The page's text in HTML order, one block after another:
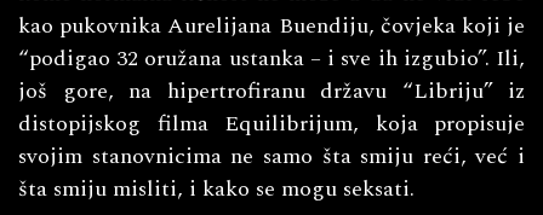
kao pukovnika Aurelijana Buendiju, čovjeka koji je
“podigao 32 oružana ustanka – i sve ih izgubio”. Ili,
još gore, na hipertrofiranu državu “Libriju” iz
distopijskog filma Equilibrijum, koja propisuje
svojim stanovnicima ne samo šta smiju reći, već i
šta smiju misliti, i kako se mogu seksati.